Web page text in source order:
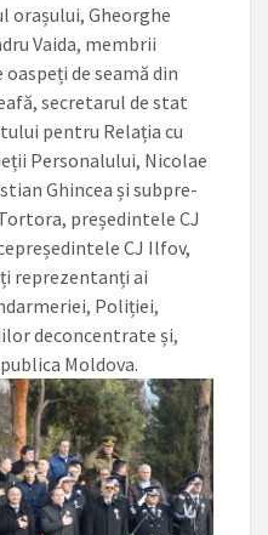
orașului, Gheorghe
Vaida, membrii
de seamă din
secretarul de stat
pentru Relația cu
Personalu­lui, Nicolae
Ghincea și subpre­
președintele CJ
CJ Ilfov,
reprezentanți ai
Poliției,
deconcentrate și,
Moldova.